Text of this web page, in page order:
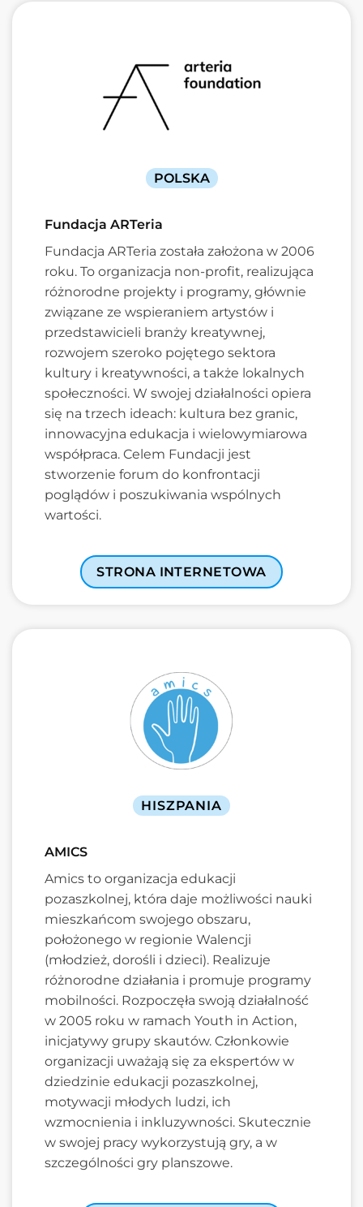
POLSKA
Fundacja ARTeria
Fundacja ARTeria została założona w 2006
roku. To organizacja non-profit, realizująca
różnorodne projekty i programy, głównie
związane ze wspieraniem artystów i
przedstawicieli branży kreatywnej,
rozwojem szeroko pojętego sektora
kultury i kreatywności, a także lokalnych
społeczności. W swojej działalności opiera
się na trzech ideach: kultura bez granic,
innowacyjna edukacja i wielowymiarowa
współpraca. Celem Fundacji jest
stworzenie forum do konfrontacji
poglądów i poszukiwania wspólnych
wartości.
STRONA INTERNETOWA
HISZPANIA
AMICS
Amics to organizacja edukacji
pozaszkolnej, która daje możliwości nauki
mieszkańcom swojego obszaru,
położonego w regionie Walencji
(młodzież, dorośli i dzieci). Realizuje
różnorodne działania i promuje programy
mobilności. Rozpoczęła swoją działalność
w 2005 roku w ramach Youth in Action,
inicjatywy grupy skautów. Członkowie
organizacji uważają się za ekspertów w
dziedzinie edukacji pozaszkolnej,
motywacji młodych ludzi, ich
wzmocnienia i inkluzywności. Skutecznie
w swojej pracy wykorzystują gry, a w
szczególności gry planszowe.